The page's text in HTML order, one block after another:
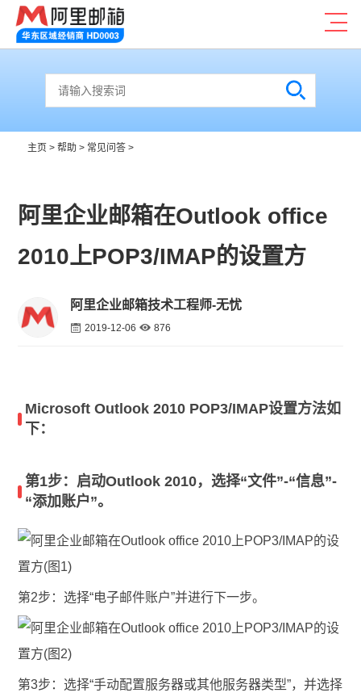
主页 > 帮助> 常见问答>
阿里企业邮箱在Outlook office
2010上POP3/IMAP的设置方
阿里企业邮箱技术工程师-无忧
2019-12-06 876
Microsoft Outlook2010 POP3/IMAP设置方法如
下：
第1步：启动Outlook 2010，选择“文件”-“信息”-
“添加账户”。
第2步：选择“电子邮件账户”并进行下一步。
第3步：选择“手动配置服务器或其他服务器类型”，并选择